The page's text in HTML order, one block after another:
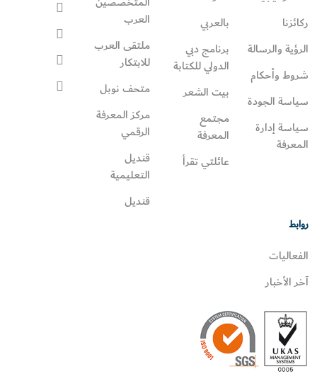
ركائزنا
الرؤية والرسالة
شروط وأحكام
سياسة الجودة
سياسة إدارة
المعرفة
بالعربي
برنامج دبي
الدولي للكتابة
بيت الشعر
مجتمع
المعرفة
عائلتي تقرأ‎
العرب
ملتقى العرب
للابتكار
متحف نوبل
مركز المعرفة
الرقمي
قنديل
التعليمية
قنديل
روابط
الفعاليات
آخر الأخبار